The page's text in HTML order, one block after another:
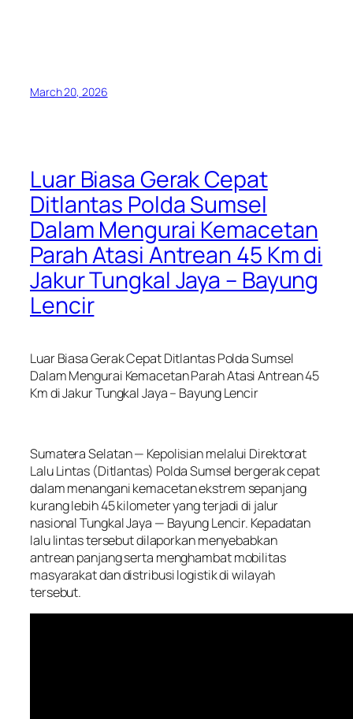
March 20, 2026
Luar Biasa Gerak Cepat
Ditlantas Polda Sumsel
Dalam Mengurai Kemacetan
Parah Atasi Antrean 45 Km di
Jakur Tungkal Jaya – Bayung
Lencir
Luar Biasa Gerak Cepat Ditlantas Polda Sumsel
Dalam Mengurai Kemacetan Parah Atasi Antrean 45
Km di Jakur Tungkal Jaya – Bayung Lencir
Sumatera Selatan — Kepolisian melalui Direktorat
Lalu Lintas (Ditlantas) Polda Sumsel bergerak cepat
dalam menangani kemacetan ekstrem sepanjang
kurang lebih 45 kilometer yang terjadi di jalur
nasional Tungkal Jaya — Bayung Lencir. Kepadatan
lalu lintas tersebut dilaporkan menyebabkan
antrean panjang serta menghambat mobilitas
masyarakat dan distribusi logistik di wilayah
tersebut.